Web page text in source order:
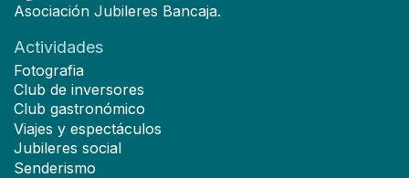
Asociación Jubileres Bancaja.
Actividades
Fotografia
Club de inversores
Club gastronómico
Viajes y espectáculos
Jubileres social
Senderismo